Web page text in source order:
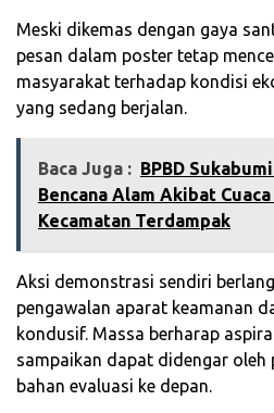
Meski dikemas dengan gaya
pesan dalam poster tetap
masyarakat terhadap kondisi
yang sedang berjalan.
Baca Juga : ‎BPBD
Bencana Alam Akibat
Kecamatan Terdampak‎
Aksi demonstrasi sendiri
pengawalan aparat keamanan
kondusif. Massa berharap
sampaikan dapat didengar oleh
bahan evaluasi ke depan.